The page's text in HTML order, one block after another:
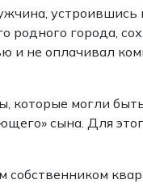
устроившись
родного города,
не оплачивал
которые могли
сына. Для
собственником